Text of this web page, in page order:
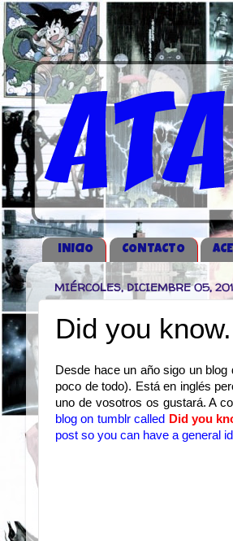
iNICIO CONTACTO
MIÉRCOLES, DICIEMBRE 05,
Did you
Desde hace un año sigo un blog
poco de todo). Está en inglés
uno de vosotros os gustará. A
blog on tumblr called Did you
post so you can have a general